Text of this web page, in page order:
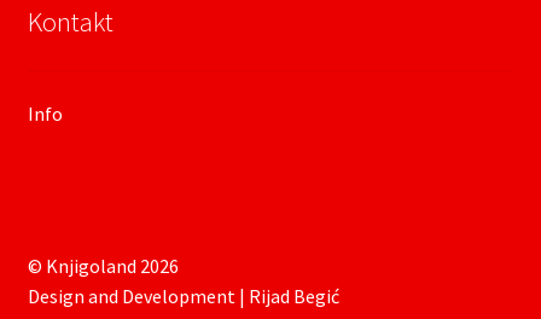
Kontakt
Info
© Knjigoland 2026
Design and Development | Rijad Begić